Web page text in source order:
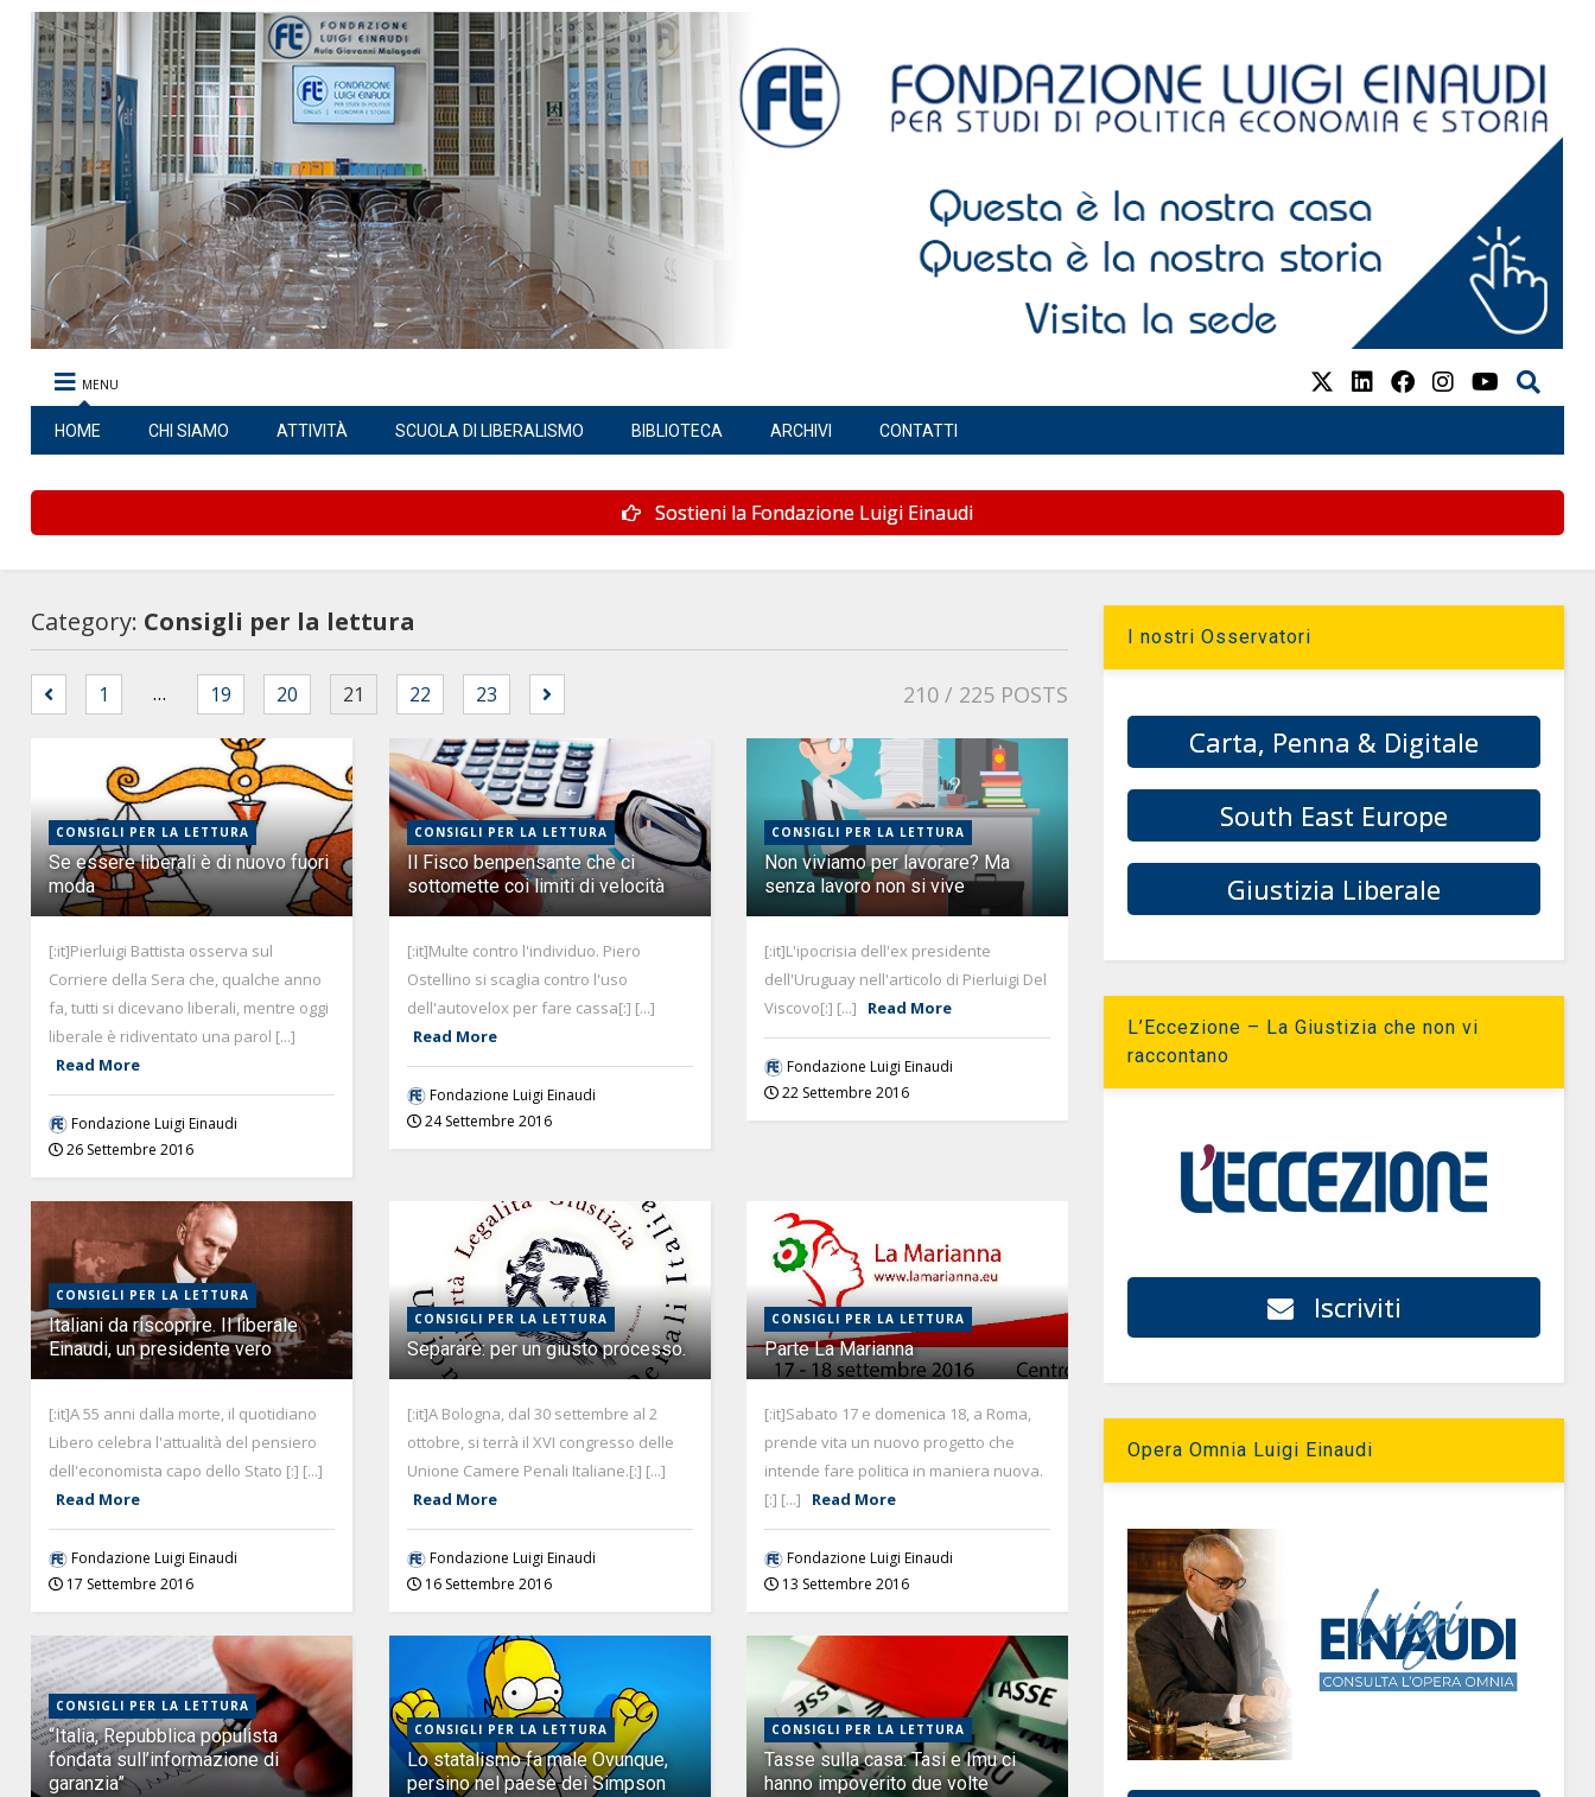
MENU
HOME CHI SIAMO ATTIVITÀ SCUOLA DI LIBERALISMO BIBLIOTECA ARCHIVI CONTATTI
Sostieni la Fondazione Luigi Einaudi
Category: Consigli per la lettura
1 … 19 20 21 22 23 210 / 225 POSTS
CONSIGLI PER LA LETTURA
Se essere liberali è di nuovo fuori
moda
[:it]Pierluigi Battista osserva sul
Corriere della Sera che, qualche anno
fa, tutti si dicevano liberali, mentre oggi
liberale è ridiventato una parol [...]
Read More
Fondazione Luigi Einaudi
26 Settembre 2016
CONSIGLI PER LA LETTURA
Il Fisco benpensante che ci
sottomette coi limiti di velocità
[:it]Multe contro l'individuo. Piero
Ostellino si scaglia contro l'uso
dell'autovelox per fare cassa[:] [...]
Read More
Fondazione Luigi Einaudi
24 Settembre 2016
CONSIGLI PER LA LETTURA
Non viviamo per lavorare? Ma
senza lavoro non si vive
[:it]L'ipocrisia dell'ex presidente
dell'Uruguay nell'articolo di Pierluigi Del
Viscovo[:] [...]
Read More
Fondazione Luigi Einaudi
22 Settembre 2016
CONSIGLI PER LA LETTURA
Italiani da riscoprire. Il liberale
Einaudi, un presidente vero
[:it]A 55 anni dalla morte, il quotidiano
Libero celebra l'attualità del pensiero
dell'economista capo dello Stato [:] [...]
Read More
Fondazione Luigi Einaudi
17 Settembre 2016
CONSIGLI PER LA LETTURA
Separare: per un giusto processo.
[:it]A Bologna, dal 30 settembre al 2
ottobre, si terrà il XVI congresso delle
Unione Camere Penali Italiane.[:] [...]
Read More
Fondazione Luigi Einaudi
16 Settembre 2016
CONSIGLI PER LA LETTURA
Parte La Marianna
[:it]Sabato 17 e domenica 18, a Roma,
prende vita un nuovo progetto che
intende fare politica in maniera nuova.
[:] [...]
Read More
Fondazione Luigi Einaudi
13 Settembre 2016
CONSIGLI PER LA LETTURA
“Italia, Repubblica populista
fondata sull’informazione di
garanzia”
CONSIGLI PER LA LETTURA
Lo statalismo fa male Ovunque,
persino nel paese dei Simpson
CONSIGLI PER LA LETTURA
Tasse sulla casa: Tasi e Imu ci
hanno impoverito due volte
I nostri Osservatori
Carta, Penna & Digitale
South East Europe
Giustizia Liberale
L’Eccezione – La Giustizia che non vi
raccontano
Iscriviti
Opera Omnia Luigi Einaudi